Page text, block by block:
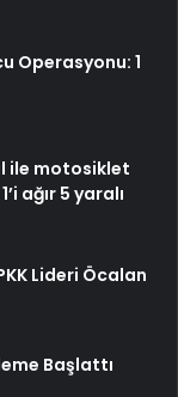
Operasyonu: 1
ile motosiklet
ağır 5 yaralı
Lideri Öcalan
Başlattı